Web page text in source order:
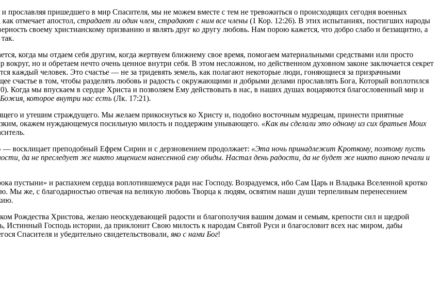
прославляя пришедшего в мир Спасителя, мы не можем вместе с тем не тревожиться о происходящих сегодня военных
отмечает апостол, страдает ли один член, страдают с ним все члены (1 Кор. 12:26). В этих испытаниях, постигших народы
своему христианскому призванию и являть друг ко другу любовь. Нам порою кажется, что добро слабо и беззащитно, а
когда мы отдаем себя другим, когда жертвуем ближнему свое время, помогаем материальными средствами или просто
но и обретаем нечто очень ценное внутри себя. В этом несложном, но действенном духовном законе заключается секрет
каждый человек. Это счастье — не за тридевять земель, как полагают некоторые люди, гоняющиеся за призрачными
счастье в том, чтобы разделять любовь и радость с окружающими и добрыми делами прославлять Бога, Который воплотился
Когда мы впускаем в сердце Христа и позволяем Ему действовать в нас, в наших душах воцаряются благословенный мир и
которое внутри нас есть (Лк. 17:21).
и утешим страждущего. Мы желаем прикоснуться ко Христу и, подобно восточным мудрецам, принести приятные
окажем нуждающемуся посильную милость и поддержим унывающего. «Как вы сделали это одному из сих братьев Моих
— восклицает преподобный Ефрем Сирин и с дерзновением продолжает: «Эта ночь принадлежит Кроткому, поэтому пусть
да не преследует же никто мщением нанесенной ему обиды. Настал день радости, да не будет же никто виною печали и
пустыни» и распахнем сердца воплотившемуся ради нас Господу. Возрадуемся, ибо Сам Царь и Владыка Вселенной кротко
Мы же, с благодарностью отвечая на великую любовь Творца к людям, освятим наши души терпеливым перенесением
Рождества Христова, желаю неоскудевающей радости и благополучия вашим домам и семьям, крепости сил и щедрой
Господь истории, да приклонит Свою милость к народам Святой Руси и благословит всех нас миром, дабы
Спасителя и убедительно свидетельствовали, яко с нами Бог!